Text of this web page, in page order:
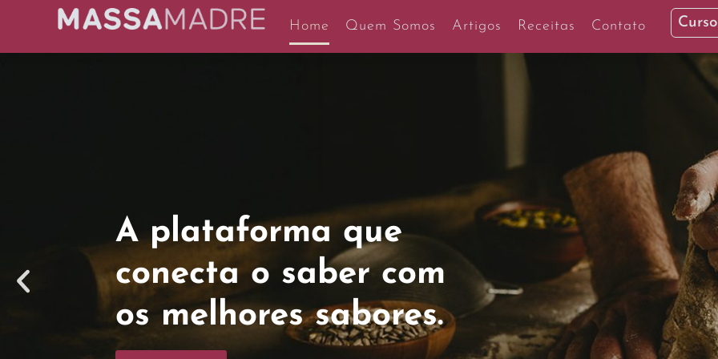
Home Quem Somos Artigos Receitas Contato
Madre chegou: sua
nova plataforma
cursos profissionais
Cursos rigorosamente testados e validados por
profissionais, em uma plataforma exclusiva e intuitiva.